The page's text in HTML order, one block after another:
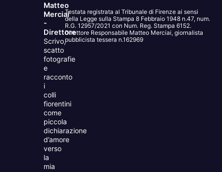
Matteo
Merciai
-
Direttore
Scrivo,
scatto
fotografie
e
racconto
i
colli
fiorentini
come
piccola
dichiarazione
d’amore
verso
la
mia
Testata registrata al Tribunale di Firenze ai sensi
della Legge sulla Stampa 8 Febbraio 1948 n.47, num.
R.G. 12957/2021 con Num. Reg. Stampa 6152.
Direttore Responsabile Matteo Merciai, giornalista
pubblicista tessera n.162969